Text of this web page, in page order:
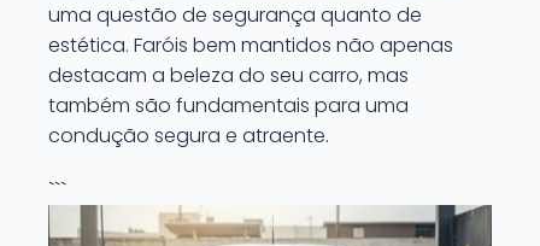
uma questão de segurança quanto de
estética. Faróis bem mantidos não apenas
destacam a beleza do seu carro, mas
também são fundamentais para uma
condução segura e atraente.
```